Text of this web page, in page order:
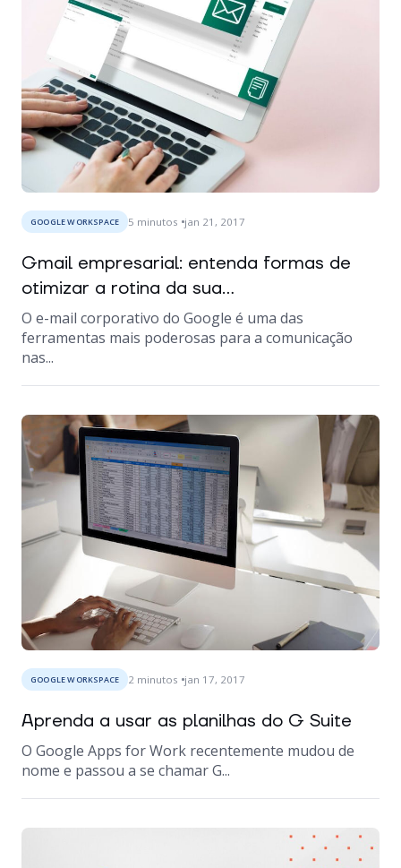
GOOGLE WORKSPACE 5 minutos jan 21, 2017
Gmail empresarial: entenda formas de
otimizar a rotina da sua...
O e-mail corporativo do Google é uma das
ferramentas mais poderosas para a comunicação
nas...
GOOGLE WORKSPACE 2 minutos jan 17, 2017
Aprenda a usar as planilhas do G Suite
O Google Apps for Work recentemente mudou de
nome e passou a se chamar G...